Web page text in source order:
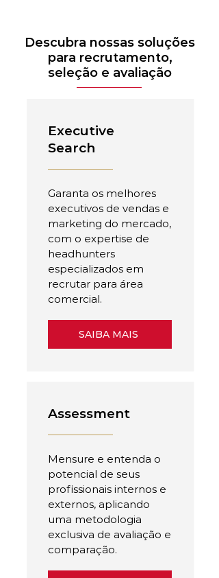
Descubra nossas soluções
para recrutamento,
seleção e avaliação
Executive
Search
Garanta os melhores
executivos de vendas e
marketing do mercado,
com o expertise de
headhunters
especializados em
recrutar para área
comercial.
SAIBA MAIS
Assessment
Mensure e entenda o
potencial de seus
profissionais internos e
externos, aplicando
uma metodologia
exclusiva de avaliação e
comparação.